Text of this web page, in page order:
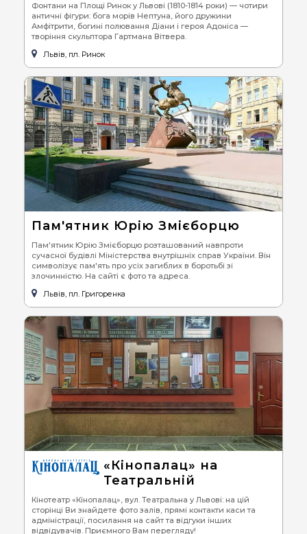
Фонтани на Площі Ринок у Львові (1810-1814 роки) — чотири
античні фігури: бога морів Нептуна, його дружини
Амфітрити, богині полювання Діани і героя Адоніса —
творіння скульптора Гартмана Вітвера.
Львів, пл. Ринок
Пам'ятник Юрію Змієборцю
Пам'ятник Юрію Змієборцю розташований навпроти
сучасної будівлі Міністерства внутрішніх справ України. Він
символізує пам'ять про усіх загиблих в боротьбі зі
злочинністю. На сайті є фото та адреса.
Львів, пл. Григоренка
«Кінопалац» на
Театральній
Кінотеатр «Кінопалац», вул. Театральна у Львові: на цій
сторінці Ви знайдете фото залів, прямі контакти каси та
адміністрації, посилання на сайт та відгуки інших
відвідувачів. Приємного Вам перегляду!